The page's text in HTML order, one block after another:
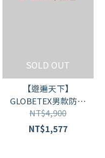
SOLD OUT
【遊遍天下】
GLOBETEX男款防水
防風透濕刷毛褲雪褲
GP20007 / 黑色
NT$4,900
NT$1,577